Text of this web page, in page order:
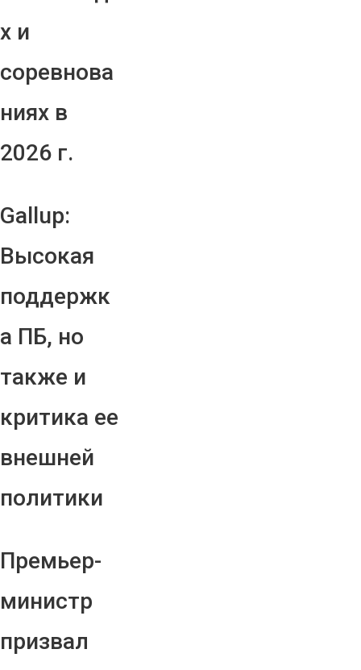
х и
соревнова
ниях в
2026 г.
Gallup:
Высокая
поддержк
а ПБ, но
также и
критика ее
внешней
политики
Премьер-
министр
призвал